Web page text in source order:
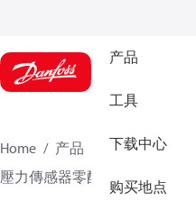
产品
工具
下载中心
购买地点
Home 产品 傳感器解決方案
壓力傳感器零配件
061B7030